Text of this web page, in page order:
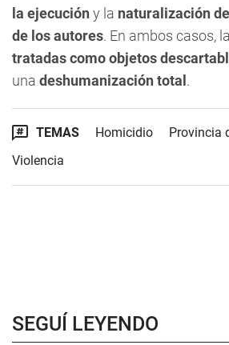
la ejecución y la naturalización
de los autores. En ambos casos,
tratadas como objetos
una deshumanización total .
TEMAS Homicidio
Provincia
Violencia
SEGUÍ LEYENDO